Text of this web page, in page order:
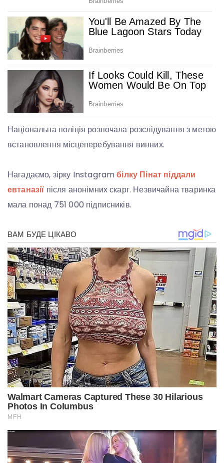
Національна поліція розпочала розслідування з метою
встановлення місцеперебування винних.
Нагадаємо, зірку Instagramбілку Пінат піддали
евтаназії після анонімних скарг. Незвичайна тваринка
мала понад 751 000 підписників.